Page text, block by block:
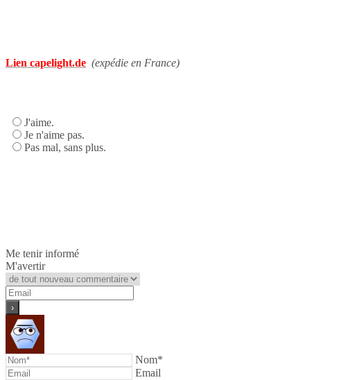
Lien capelight.de (expédie en France)
J'aime.
Je n'aime pas.
Pas mal, sans plus.
Me tenir informé
M'avertir
Nom*
Email